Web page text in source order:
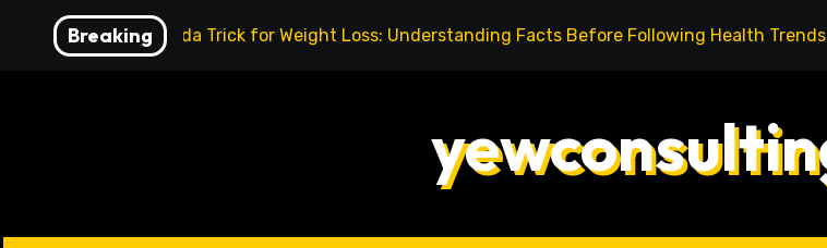
Breaking
Baking Soda Trick for Weight Loss: Understanding Facts Before Following Health Trends